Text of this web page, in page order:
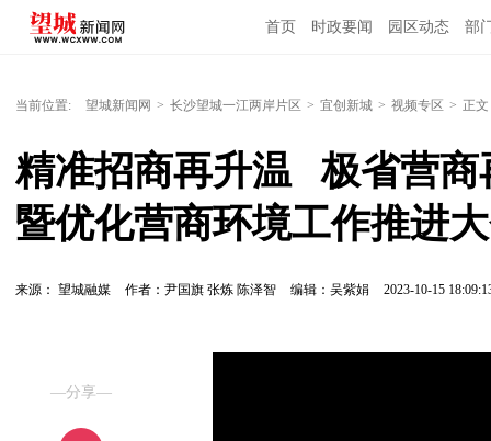
首页 时政要闻 园区动态 部
当前位置: 望城新闻网 > 长沙望城一江两岸片区 > 宜创新城 > 视频专区 > 正文
精准招商再升温   极省营
暨优化营商环境工作推进
来源： 望城融媒 作者：尹国旗 张炼 陈泽智 编辑：吴紫娟 2023-10-15
—分享—